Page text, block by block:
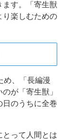
ます。「寄生獣
り楽しむための
め、「長編漫
が「寄生獣」
日のうちに全巻
って人間とは